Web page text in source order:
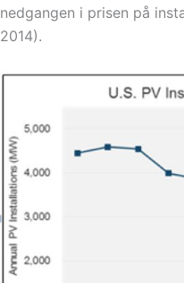
nedgangen i prisen på
2014).